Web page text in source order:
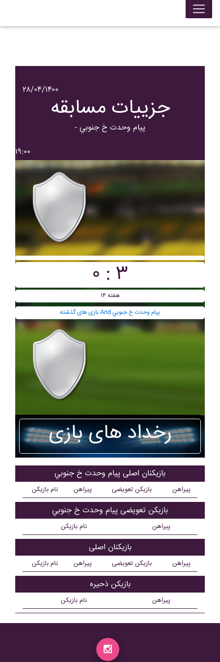
۲۸/۰۴/۱۴۰۰
جزییات مسابقه
- پيام وحدت خ جنوبي
۱۹:۰۰
۰ : ۳
هفته ۱۴
بازی های گذشته And پيام وحدت خ جنوبي
رخداد های بازی
بازیکنان اصلی پيام وحدت خ جنوبي
نام بازیکن پیراهن بازیکن تعویضی پیراهن
بازیکن تعویضی پيام وحدت خ جنوبي
نام بازیکن پیراهن
بازیکنان اصلی
نام بازیکن پیراهن بازیکن تعویضی پیراهن
بازیکن ذحیره
نام بازیکن پیراهن